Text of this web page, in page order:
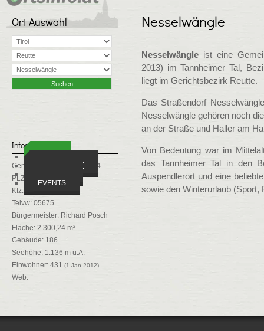
WIRTSCHAFT
EVENTS
Ort Auswahl
Infos
Gemeindekennziffer: 70824
PLZ: 6672
Kfz: RE
Telvw: 05675
Bürgermeister: Richard Posch
Fläche: 2.300,24 m²
Gebäude: 186
Seehöhe: 1.136 m ü.A.
Einwohner: 431 (1 Jan 2012)
Web:
Nesselwängle
Nesselwängle ist eine
2013) im Tannheimer Tal,
liegt im Gerichtsbezirk Reutte.
Das Straßendorf
Nesselwängle gehören noch
an der Straße und Haller am
Von Bedeutung war im
das Tannheimer Tal in den
Auspendlerort und eine
sowie den Winterurlaub (Sport,